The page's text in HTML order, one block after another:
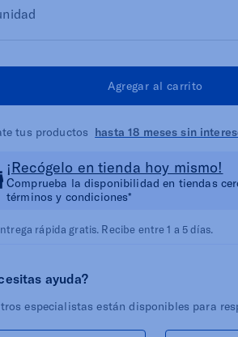
Agregar al carrito
tus productos hasta 18 meses sin
¡Recógelo en tienda hoy mismo!
Comprueba la disponibilidad en tiendas
términos y condiciones*
rápida gratis. Recibe entre 1 a 5 días.
ayuda?
especialistas están disponibles para